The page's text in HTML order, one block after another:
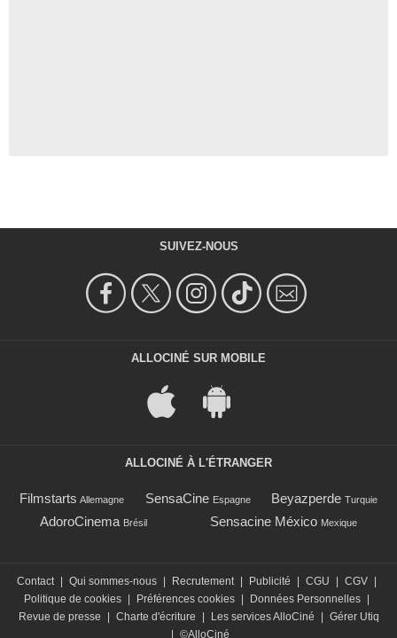
SUIVEZ-NOUS
ALLOCINÉ SUR MOBILE
ALLOCINÉ À L'ÉTRANGER
Filmstarts Allemagne SensaCine Espagne Beyazperde Turquie
AdoroCinema Brésil Sensacine México Mexique
Contact Qui sommes-nous Recrutement Publicité CGU CGV
Politique de cookies
Préférences cookies Données Personnelles
Revue de presse
Charte d'écriture Les services AlloCiné
Gérer Utiq
©AlloCiné